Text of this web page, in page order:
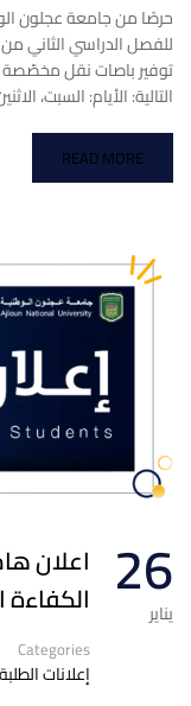
حرصًا من جامعة عجلون
توفير باصات نقل مخصّصة
التالية: الأيام: السبت،
READ MORE
26
يناير
اعلان
الكفاءة
Categories
إعلانات الطلبة